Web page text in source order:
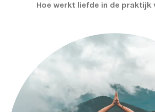
Hoe werkt liefde in de praktijk